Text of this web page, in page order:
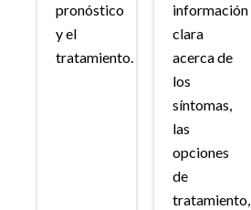
pronóstico
y el
tratamiento.
información
clara
acerca de
los
síntomas,
las
opciones
de
tratamiento,